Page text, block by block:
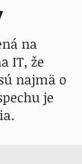
na
IT, že
najmä o
je